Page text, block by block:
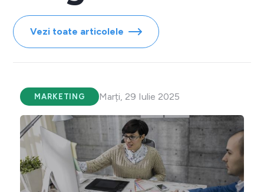
Vezi toate articolele
MARKETING Marți, 29 Iulie 2025